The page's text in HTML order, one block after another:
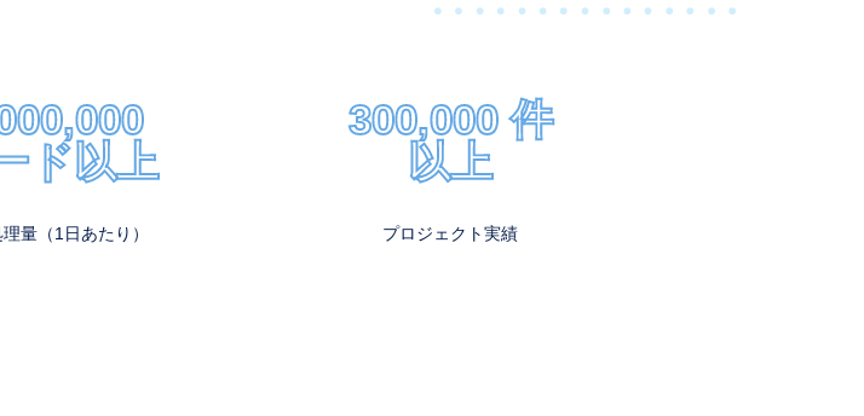
ド以上
量（1日あたり）
300,000 件
以上
プロジェクト実績